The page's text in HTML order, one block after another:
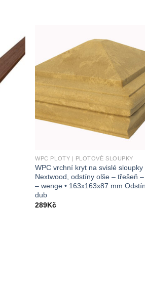
WPC PLOTY | PLOTOVÉ SLOUPKY
WPC vrchní kryt na svislé sloupky
Nextwood, odstíny olše – třešeň
– wenge • 163x163x87 mm
dub
289Kč